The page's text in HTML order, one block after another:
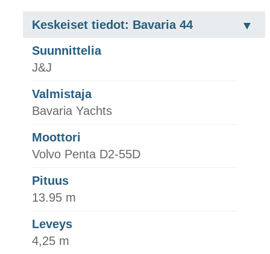
Keskeiset tiedot: Bavaria 44
Suunnittelia
J&J
Valmistaja
Bavaria Yachts
Moottori
Volvo Penta D2-55D
Pituus
13.95 m
Leveys
4,25 m